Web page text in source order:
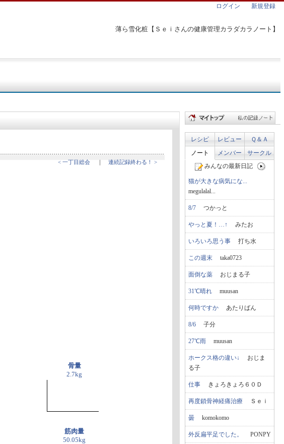
薄ら雪化粧【Ｓｅｉさんの健康管理カラダカラノート】
ログイン 新規登録
< 一丁目総会 ｜ 連続記録終わる！ >
骨量
2.7kg
筋肉量
50.05kg
レシピ レビュー
Ｑ＆Ａ
ノート
メンバー
サークル
みんなの最新日記
猫が大きな病気にな...
megulalal...
8/7 つかっと
やっと夏！…↑ みたお
いろいろ思う事 打ち水
この週末 taka0723
面倒な薬 おじまる子
31℃晴れ muusan
何時ですか あたりばん
8/6 子分
27℃雨 muusan
ホークス格の違い↓ おじま
る子
仕事 きょろきょろ６０Ｄ
再度鎖骨神経痛治療 Ｓｅｉ
曇 komokomo
外反扁平足でした。 PONPY